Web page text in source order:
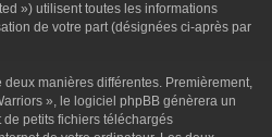
») utilisent toutes les informations
de votre part (désignées ci-après par
manières différentes. Premièrement,
», le logiciel phpBB génèrera un
petits fichiers téléchargés